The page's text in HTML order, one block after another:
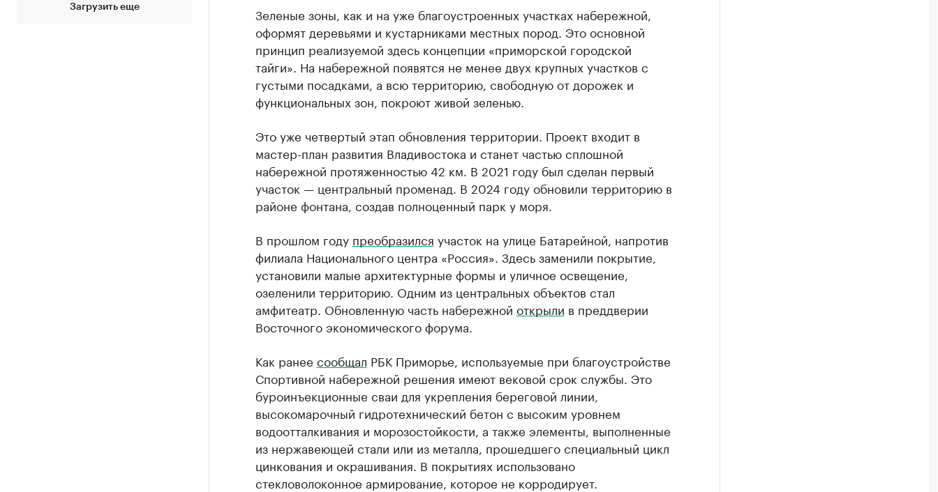
Загрузить еще
Зеленые зоны, как и на уже благоустроенных участках набережной,
оформят деревьями и кустарниками местных пород. Это основной
принцип реализуемой здесь концепции «приморской городской
тайги». На набережной появятся не менее двух крупных участков с
густыми посадками, а всю территорию, свободную от дорожек и
функциональных зон, покроют живой зеленью.
Это уже четвертый этап обновления территории. Проект входит в
мастер-план развития Владивостока и станет частью сплошной
набережной протяженностью 42 км. В 2021 году был сделан первый
участок — центральный променад. В 2024 году обновили территорию в
районе фонтана, создав полноценный парк у моря.
В прошлом году преобразился участок на улице Батарейной, напротив
филиала Национального центра «Россия». Здесь заменили покрытие,
установили малые архитектурные формы и уличное освещение,
озеленили территорию. Одним из центральных объектов стал
амфитеатр. Обновленную часть набережной открыли в преддверии
Восточного экономического форума.
Как ранее сообщал РБК Приморье, используемые при благоустройстве
Спортивной набережной решения имеют вековой срок службы. Это
буроинъекционные сваи для укрепления береговой линии,
высокомарочный гидротехнический бетон с высоким уровнем
водоотталкивания и морозостойкости, а также элементы, выполненные
из нержавеющей стали или из металла, прошедшего специальный цикл
цинкования и окрашивания. В покрытиях использовано
стекловолоконное армирование, которое не корродирует.